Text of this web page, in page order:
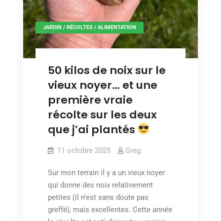
JARDIN / RÉCOLTES / ALIMENTATION
50 kilos de noix sur le
vieux noyer… et une
première vraie
récolte sur les deux
que j’ai plantés
11 octobre 2025 Greg
Sur mon terrain il y a un vieux noyer
qui donne des noix relativement
petites (il n’est sans doute pas
greffé), mais excellentes. Cette année